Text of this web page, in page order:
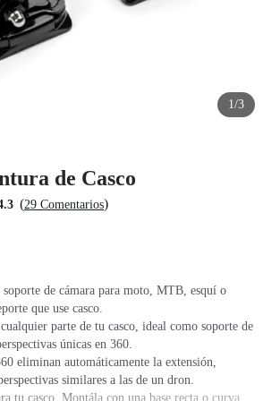
1/3
de Casco
(29 Comentarios)
soporte de cámara para moto, MTB, esquí o
que use casco.
parte de tu casco, ideal como soporte de
únicas en 360.
eliminan automáticamente la extensión,
similares a las de un dron.
tu casco. Montála con una base recta o curva.